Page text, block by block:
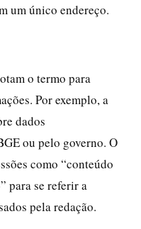
um único endereço.
o termo para
Por exemplo, a
dados
ou pelo governo. O
como “conteúdo
para se referir a
pela redação.